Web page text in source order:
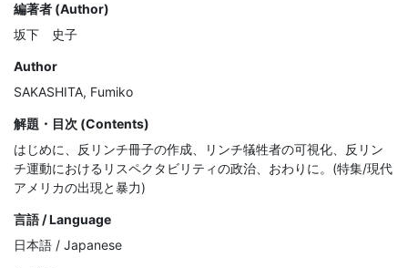
編著者 (Author)
坂下 史子
Author
SAKASHITA, Fumiko
解題・目次 (Contents)
はじめに、反リンチ冊子の作成、リンチ犠牲者の可視化、反リン
チ運動におけるリスペクタビリティの政治、おわりに。(特集/現代
アメリカの出現と暴力)
言語 / Language
日本語 / Japanese